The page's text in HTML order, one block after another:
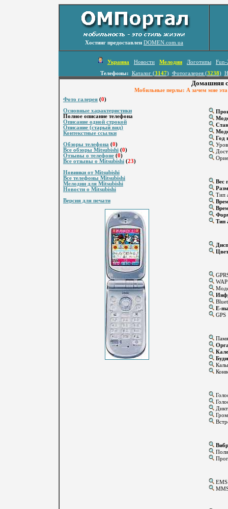
Хостинг предоставлен DOMEN.com.ua
Украина Новости Мелодии Логотипы
Fun-
Телефоны:
Каталог (3147) Фотогалерея (3238)
Домашняя
Мобильные перлы: А зачем мне эта
Фото галерея (0)
Основные характеристики
Полное описание телефона
Описание одной строкой
Описание (старый вид)
Контекстные ссылки
Обзоры телефона (0)
Все обзоры Mitsubishi (0)
Отзывы о телефоне (0)
Все отзывы о Mitsubishi (23)
Новинки от Mitsubishi
Все телефоны Mitsubishi
Мелодии для Mitsubishi
Новости о Mitsubishi
Версия для печати
Год
Вес
Тип
Тип
WAP
E-
GPS
EMS